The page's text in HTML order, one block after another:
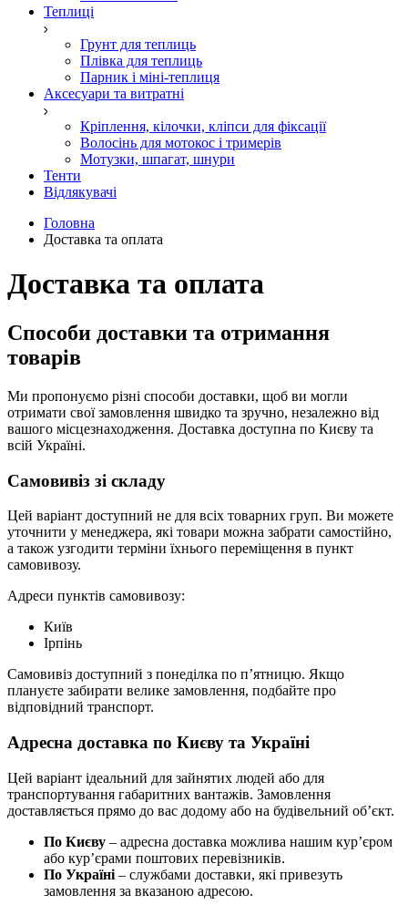
Теплиці
Грунт для теплиць
Плівка для теплиць
Парник і міні-теплиця
Аксесуари та витратні
Кріплення, кілочки, кліпси для фіксації
Волосінь для мотокос і тримерів
Мотузки, шпагат, шнури
Тенти
Відлякувачі
Головна
Доставка та оплата
Доставка та оплата
Способи доставки та отримання
товарів
Ми пропонуємо різні способи доставки, щоб ви могли
отримати свої замовлення швидко та зручно, незалежно від
вашого місцезнаходження. Доставка доступна по Києву та
всій Україні.
Самовивіз зі складу
Цей варіант доступний не для всіх товарних груп. Ви можете
уточнити у менеджера, які товари можна забрати самостійно,
а також узгодити терміни їхнього переміщення в пункт
самовивозу.
Адреси пунктів самовивозу:
Київ
Ірпінь
Самовивіз доступний з понеділка по п’ятницю. Якщо
плануєте забирати велике замовлення, подбайте про
відповідний транспорт.
Адресна доставка по Києву та Україні
Цей варіант ідеальний для зайнятих людей або для
транспортування габаритних вантажів. Замовлення
доставляється прямо до вас додому або на будівельний об’єкт.
По Києву – адресна доставка можлива нашим кур’єром
або кур’єрами поштових перевізників.
По Україні – службами доставки, які привезуть
замовлення за вказаною адресою.